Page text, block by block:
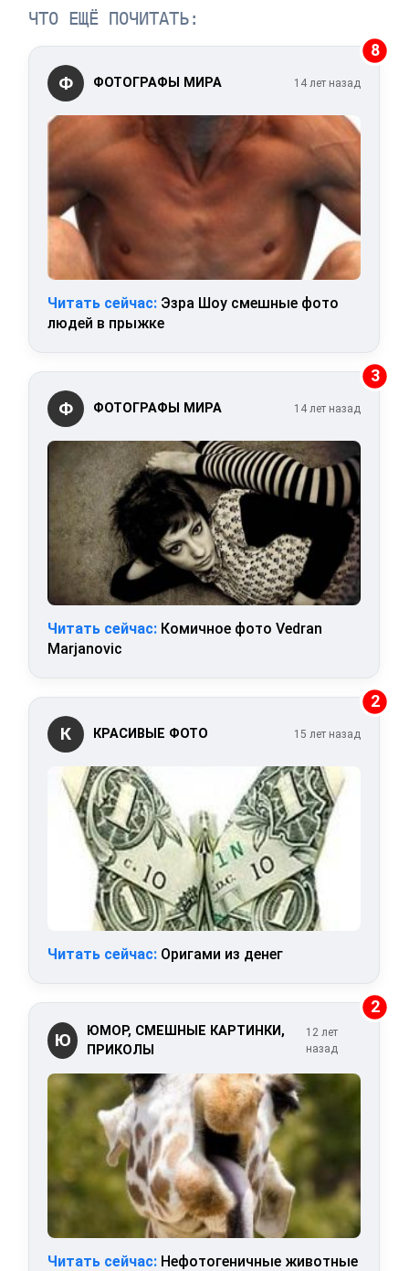
ЧТО ЕЩЁ ПОЧИТАТЬ:
8
Ф ФОТОГРАФЫ МИРА 14 лет назад
Читать сейчас: Эзра Шоу смешные фото
людей в прыжке
3
Ф ФОТОГРАФЫ МИРА 14 лет назад
Читать сейчас: Комичное фото Vedran
Marjanovic
2
К КРАСИВЫЕ ФОТО 15 лет назад
Читать сейчас: Оригами из денег
2
Ю
ЮМОР, СМЕШНЫЕ КАРТИНКИ,
ПРИКОЛЫ
12 лет
назад
Читать сейчас: Нефотогеничные животные